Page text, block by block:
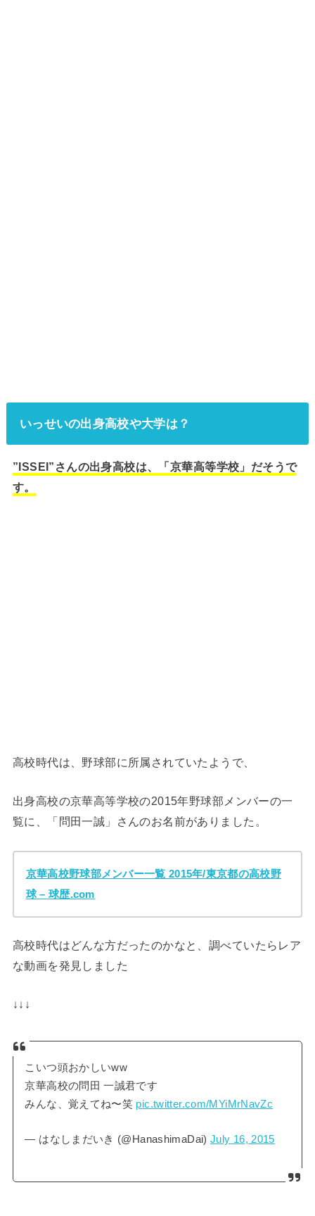
いっせいの出身高校や大学は？
”ISSEI”さんの出身高校は、「京華高等学校」だそうで
す。
高校時代は、野球部に所属されていたようで、
出身高校の京華高等学校の2015年野球部メンバーの一
覧に、「問田一誠」さんのお名前がありました。
京華高校野球部メンバー一覧 2015年/東京都の高校野
球 – 球歴.com
高校時代はどんな方だったのかなと、調べていたらレア
な動画を発見しました
↓↓↓
こいつ頭おかしいww
京華高校の問田 一誠君です
みんな、覚えてね〜笑 pic.twitter.com/MYiMrNavZc
— はなしまだいき (@HanashimaDai)July 16, 2015